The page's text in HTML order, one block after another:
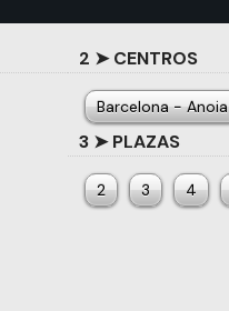
2 ➤ CENTROS
Barcelona - Anoia
3 ➤ PLAZAS
2 3 4